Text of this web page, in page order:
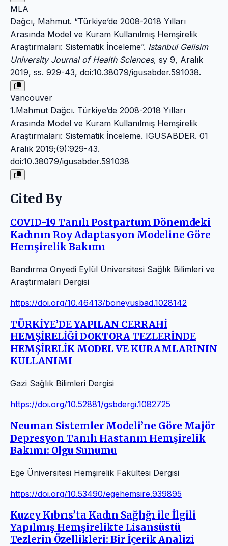
MLA
Dağcı, Mahmut. “Türkiye’de 2008-2018 Yılları
Arasında Model ve Kuram Kullanılmış Hemşirelik
Araştırmaları: Sistematik İnceleme”. Istanbul Gelisim
University Journal of Health Sciences, sy 9, Aralık
2019, ss. 929-43, doi:10.38079/igusabder.591038.
Vancouver
1.Mahmut Dağcı. Türkiye’de 2008-2018 Yılları
Arasında Model ve Kuram Kullanılmış Hemşirelik
Araştırmaları: Sistematik İnceleme. IGUSABDER. 01
Aralık 2019;(9):929-43.
doi:10.38079/igusabder.591038
Cited By
COVID-19 Tanılı Postpartum Dönemdeki
Kadının Roy Adaptasyon Modeline Göre
Hemşirelik Bakımı
Bandırma Onyedi Eylül Üniversitesi Sağlık Bilimleri ve
Araştırmaları Dergisi
https://doi.org/10.46413/boneyusbad.1028142
TÜRKİYE’DE YAPILAN CERRAHİ
HEMŞİRELİĞİ DOKTORA TEZLERİNDE
HEMŞİRELİK MODEL VE KURAMLARININ
KULLANIMI
Gazi Sağlık Bilimleri Dergisi
https://doi.org/10.52881/gsbdergi.1082725
Neuman Sistemler Modeli’ne Göre Majör
Depresyon Tanılı Hastanın Hemşirelik
Bakımı: Olgu Sunumu
Ege Üniversitesi Hemşirelik Fakültesi Dergisi
https://doi.org/10.53490/egehemsire.939895
Kuzey Kıbrıs’ta Kadın Sağlığı ile İlgili
Yapılmış Hemşirelikte Lisansüstü
Tezlerin Özellikleri: Bir İçerik Analizi